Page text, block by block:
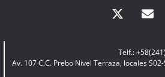
Telf.:
Av. 107 C.C. Prebo Nivel Terraza, locales